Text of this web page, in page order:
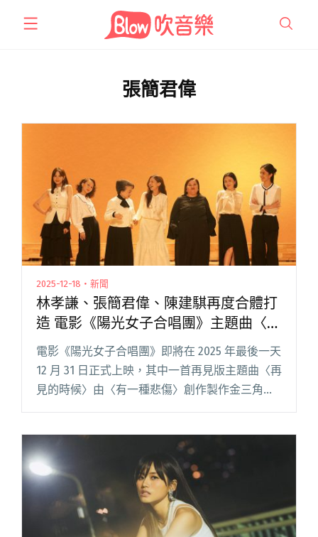
張簡君偉
2025-12-18・新聞
林孝謙、張簡君偉、陳建騏再度合體打
造 電影《陽光女子合唱團》主題曲〈再
見的時候〉
電影《陽光女子合唱團》即將在 2025 年最後一天
12 月 31 日正式上映，其中一首再見版主題曲〈再
見的時候〉由〈有一種悲傷〉創作製作金三角林
孝謙（作詞）、張簡君偉（作曲）、陳建騏（製
金馬最佳原閱讀全文 "林孝謙、張簡君偉、陳建
騏再度合體打造 電影《陽光女子合唱團》主題曲
〈再見的時候〉"